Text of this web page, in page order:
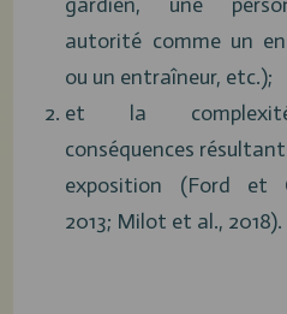
autorité comme un
ou un entraîneur, etc.);
et la
conséquences
exposition (Ford et
2013; Milot et al., 2018).